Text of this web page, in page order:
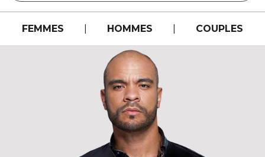
FEMMES HOMMES COUPLES